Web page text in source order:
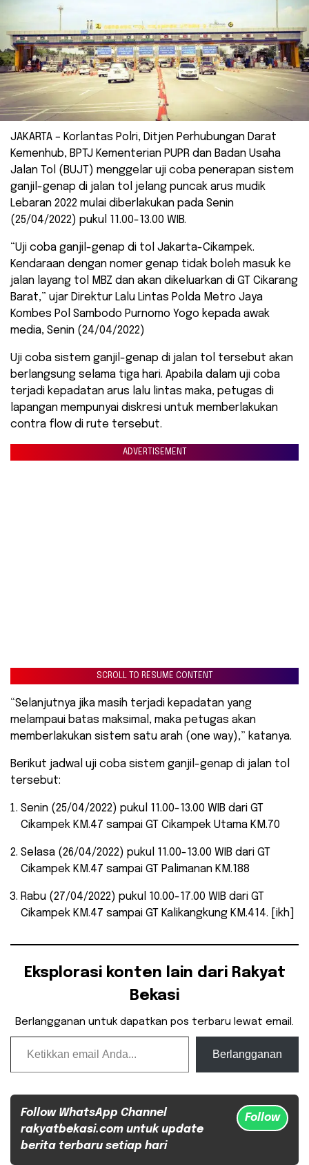
JAKARTA – Korlantas Polri, Ditjen Perhubungan Darat
Kemenhub, BPTJ Kementerian PUPR dan Badan Usaha
Jalan Tol (BUJT) menggelar uji coba penerapan sistem
ganjil-genap di jalan tol jelang puncak arus mudik
Lebaran 2022 mulai diberlakukan pada Senin
(25/04/2022) pukul 11.00-13.00 WIB.
“Uji coba ganjil-genap di tol Jakarta-Cikampek.
Kendaraan dengan nomer genap tidak boleh masuk ke
jalan layang tol MBZ dan akan dikeluarkan di GT Cikarang
Barat,” ujar Direktur Lalu Lintas Polda Metro Jaya
Kombes Pol Sambodo Purnomo Yogo kepada awak
media, Senin (24/04/2022)
Uji coba sistem ganjil-genap di jalan tol tersebut akan
berlangsung selama tiga hari. Apabila dalam uji coba
terjadi kepadatan arus lalu lintas maka, petugas di
lapangan mempunyai diskresi untuk memberlakukan
contra flow di rute tersebut.
ADVERTISEMENT
SCROLL TO RESUME CONTENT
“Selanjutnya jika masih terjadi kepadatan yang
melampaui batas maksimal, maka petugas akan
memberlakukan sistem satu arah (one way),” katanya.
Berikut jadwal uji coba sistem ganjil-genap di jalan tol
tersebut:
Senin (25/04/2022) pukul 11.00-13.00 WIB dari GT
Cikampek KM.47 sampai GT Cikampek Utama KM.70
Selasa (26/04/2022) pukul 11.00-13.00 WIB dari GT
Cikampek KM.47 sampai GT Palimanan KM.188
Rabu (27/04/2022) pukul 10.00-17.00 WIB dari GT
Cikampek KM.47 sampai GT Kalikangkung KM.414. [ikh]
Eksplorasi konten lain dari Rakyat
Bekasi
Berlangganan untuk dapatkan pos terbaru lewat email.
Ketikkan email Anda...
Berlangganan
Follow WhatsApp Channel
rakyatbekasi.com untuk update
berita terbaru setiap hari
Follow